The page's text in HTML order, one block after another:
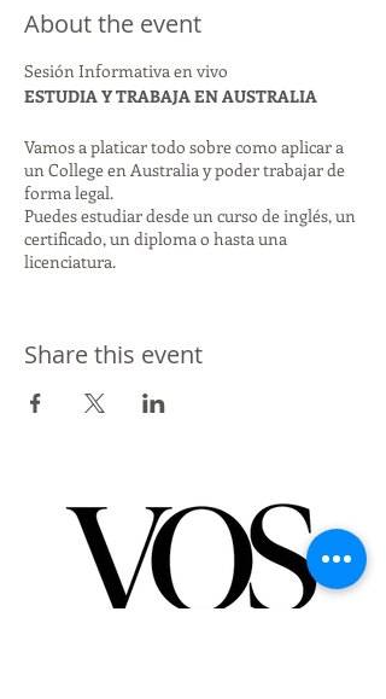
About the event
Sesión Informativa en vivo
ESTUDIA Y TRABAJA EN AUSTRALIA
Vamos a platicar todo sobre como aplicar a
un College en Australia y poder trabajar de
forma legal.
Puedes estudiar desde un curso de inglés, un
certificado, un diploma o hasta una
licenciatura.
trabajo, visado, etc.
Regístrate a una sesión informativa.
colocación laboral. Son programas
académicos que te permiten trabajar
mientras estudias.
Share this event